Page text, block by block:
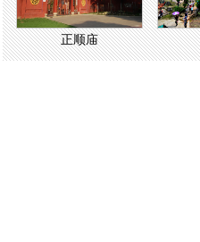
正顺庙